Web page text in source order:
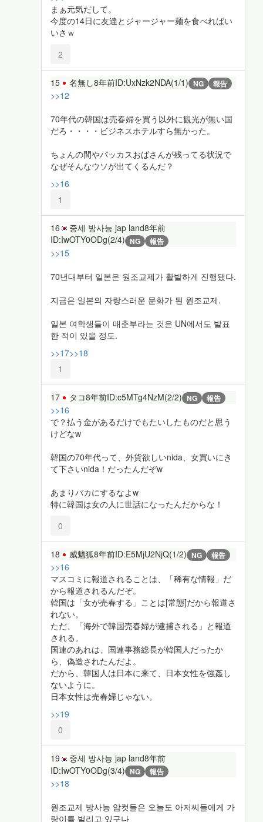
まぁ元気だして。
今度の14日に友達とジャージャー麺を食べればい
いさｗ
2
15 名無し8年前ID:UxNzk2NDA(1/1) NG 報告
>>12
70年代の韓国は売春婦を買う以外に観光が無い国
だろ・・・・ビジネスホテルすら無かった。
ちょんの間やバッカスおばさんが残ってる状況で
なぜそんなウソが出てくるんだ？
>>16
1
16 중세 방사능 jap land8年前
ID:IwOTY0ODg(2/4) NG 報告
>>15
70년대부터 일본은 원조교제가 활발하게 진행됐다.
지금은 일본의 자랑스러운 문화가 된 원조교제.
일본 여학생들이 매춘부라는 것은 UN에서도 발표
한 적이 있을 정도.
>>17>>18
1
17 タコ8年前ID:c5MTg4NzM(2/2) NG 報告
>>16
で？払う金があるだけでもたいしたものだと思う
けどなw
韓国の70年代って、外貨欲しいnida、女買いにき
て下さいnida！だったんだぞw
あまりバカにするなよw
特に韓国は女の人に世話になったんだからな！
0
18 威魑狐8年前ID:E5MjU2NjQ(1/2) NG 報告
>>16
マスコミに報道されることは、「稀有な情報」だ
から報道されるんだぞ。
韓国は「女が売春する」ことは[常態]だから報道さ
れない。
ただ、「海外で韓国売春婦が逮捕される」と報道
される。
国連のあれは、国連事務総長が韓国人だったか
ら、偽造されたんだよ。
だから、韓国人は日本に来て、日本女性を強姦し
ないように。
日本女性は売春婦じゃない。
>>19
0
19 중세 방사능 jap land8年前
ID:IwOTY0ODg(3/4) NG 報告
>>18
원조교제 방사능 암컷들은 오늘도 아저씨들에게 가
랑이를 벌리고 있구나